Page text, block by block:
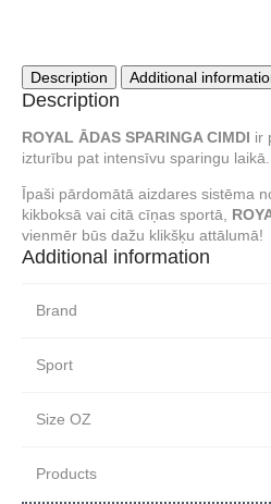
Description Additional
Description
ROYAL ĀDAS SPARINGA CIMDI ir
izturību pat intensīvu sparingu
Īpaši pārdomātā aizdares sistēma
kikboksā vai citā cīņas sportā,
vienmēr būs dažu klikšķu attālumā!
Additional information
Brand
Sport
Size OZ
Products